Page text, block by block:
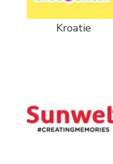
Kroatie